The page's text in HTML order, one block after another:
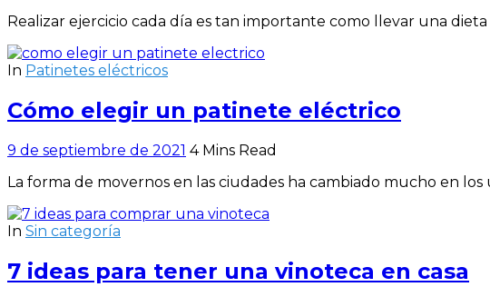
Realizar ejercicio cada día es tan importante como llevar una
In Patinetes eléctricos
Cómo elegir un patinete eléctrico
9 de septiembre de 2021 4 Mins Read
La forma de movernos en las ciudades ha cambiado mucho en los
In Sin categoría
7 ideas para tener una vinoteca en casa